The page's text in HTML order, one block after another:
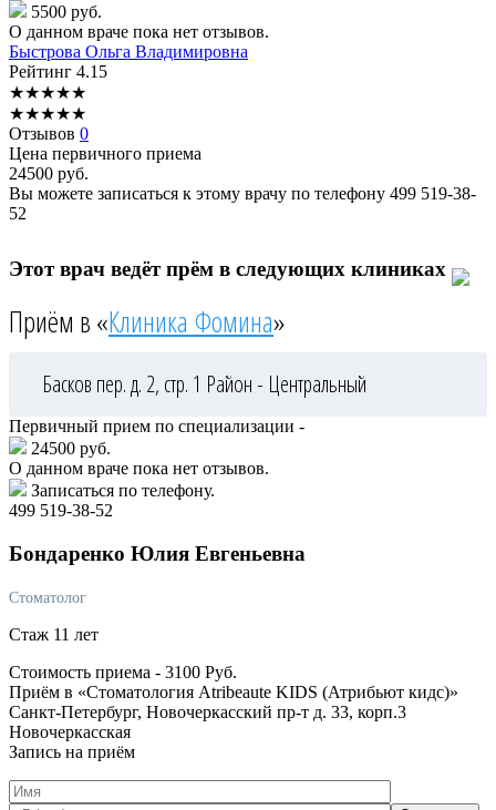
5500 руб.
О данном враче пока нет отзывов.
Быстрова Ольга Владимировна
Рейтинг 4.15
★★★★★
★★★★★
Отзывов 0
Цена первичного приема
24500 руб.
Вы можете записаться к этому врачу по телефону 499 519-38-
52
Этот врач ведёт прём в следующих клиниках
Приём в «Клиника Фомина»
Басков пер. д. 2, стр. 1 Район - Центральный
Первичный прием по специализации -
24500 руб.
О данном враче пока нет отзывов.
Записаться по телефону.
499 519-38-52
Бондаренко Юлия Евгеньевна
Стоматолог
Стаж 11 лет
Стоимость приема - 3100 Руб.
Приём в «Стоматология Atribeaute KIDS (Атрибьют кидс)»
Санкт-Петербург, Новочеркасский пр-т д. 33, корп.3
Новочеркасская
Запись на приём